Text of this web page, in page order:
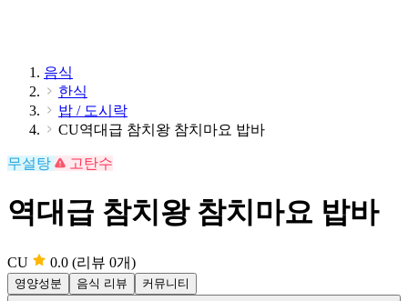
음식
한식
밥 / 도시락
CU역대급 참치왕 참치마요 밥바
무설탕 고탄수
역대급 참치왕 참치마요 밥바
CU 0.0 (리뷰 0개)
영양성분 음식 리뷰 커뮤니티